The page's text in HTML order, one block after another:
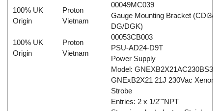
100% UK
Origin
Proton
Vietnam
00049MC039
Gauge Mounting Bracket (CDi3/
DG/DGK)
100% UK
Origin
Proton
Vietnam
00053CB003
PSU-AD24-D9T
Power Supply
Model:
GNExB2X21 21J 230Vac Xenon
Strobe
Entries: 2 x 1/2""NPT